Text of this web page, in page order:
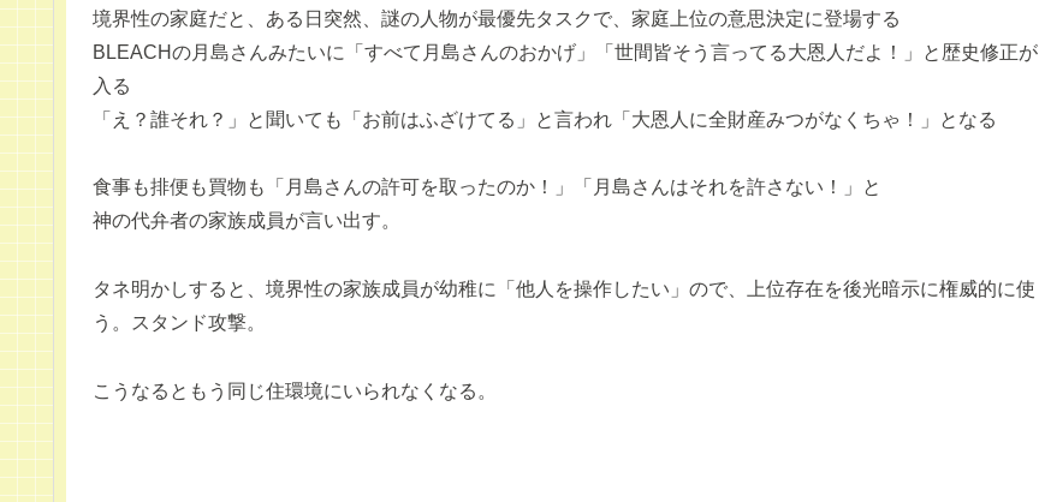
境界性の家庭だと、ある日突然、謎の人物が最優先タスクで、家庭上位の意思決定に登場する
BLEACHの月島さんみたいに「すべて月島さんのおかげ」「世間皆そう言ってる大恩人だよ！」と歴史修正が
入る
「え？誰それ？」と聞いても「お前はふざけてる」と言われ「大恩人に全財産みつがなくちゃ！」となる
食事も排便も買物も「月島さんの許可を取ったのか！」「月島さんはそれを許さない！」と
神の代弁者の家族成員が言い出す。
タネ明かしすると、境界性の家族成員が幼稚に「他人を操作したい」ので、上位存在を後光暗示に権威的に使
う。スタンド攻撃。
こうなるともう同じ住環境にいられなくなる。